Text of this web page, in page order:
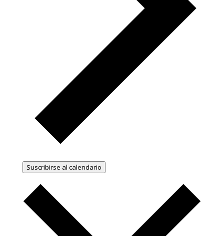
Suscribirse al calendario